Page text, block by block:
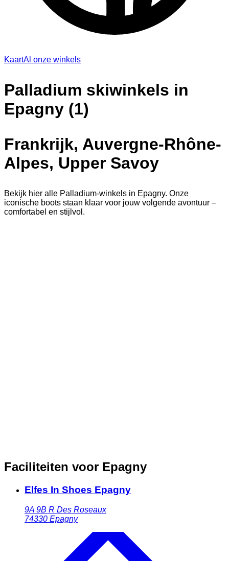
KaartAl onze winkels
Palladium skiwinkels in
Epagny (1)
Frankrijk, Auvergne-Rhône-
Alpes, Upper Savoy
Bekijk hier alle Palladium-winkels in Epagny. Onze
iconische boots staan klaar voor jouw volgende avontuur –
comfortabel en stijlvol.
Faciliteiten voor Epagny
Elfes In Shoes Epagny
9A 9B R Des Roseaux
74330 Epagny